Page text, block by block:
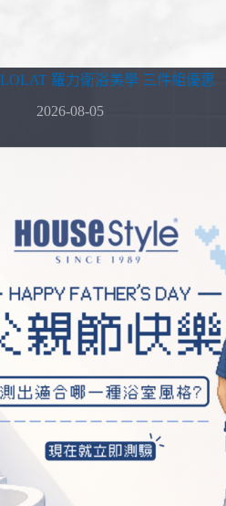
LOLAT 羅力衛浴美學 三件組優惠
2026-08-05